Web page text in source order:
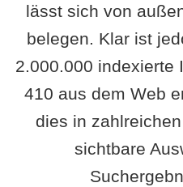
lässt sich von
belegen. Klar ist
2.000.000 indexierte
410 aus dem Web
dies in
sichtbare